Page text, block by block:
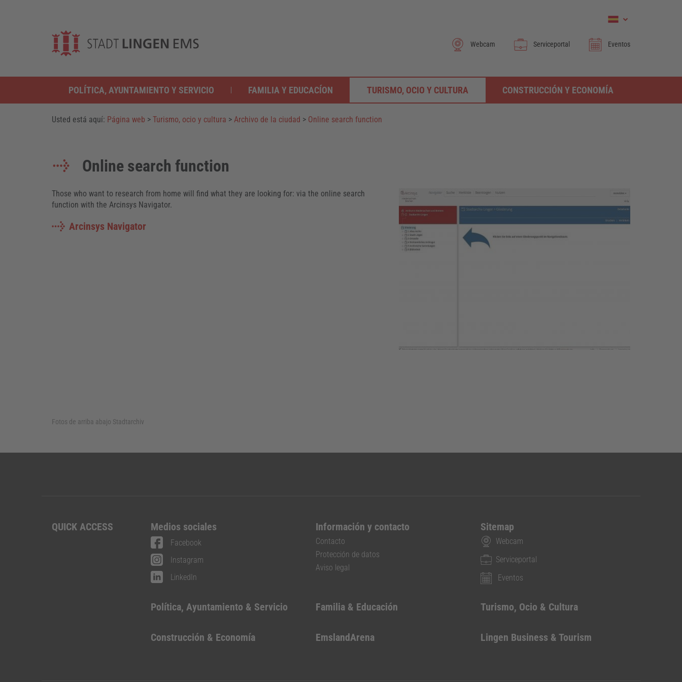
Webcam Serviceportal Eventos
POLÍTICA, AYUNTAMIENTO Y SERVICIO FAMILIA Y EDUCACÍON TURISMO, OCIO Y CULTURA CONSTRUCCIÓN Y ECONOMÍA
Usted está aquí: Página web > Turismo, ocio y cultura > Archivo de la ciudad > Online search function
Online search function
Those who want to research from home will find what they are looking for: via the online search
function with the Arcinsys Navigator.
Arcinsys Navigator
Fotos de arriba abajo Stadtarchiv
QUICK ACCESS Medios sociales
Facebook
Instagram
LinkedIn
Información y contacto
Contacto
Protección de datos
Aviso legal
Sitemap
Webcam
Serviceportal
Eventos
Política, Ayuntamiento & Servicio Familia & Educación Turismo, Ocio & Cultura
Construcción & Economía EmslandArena Lingen Business & Tourism